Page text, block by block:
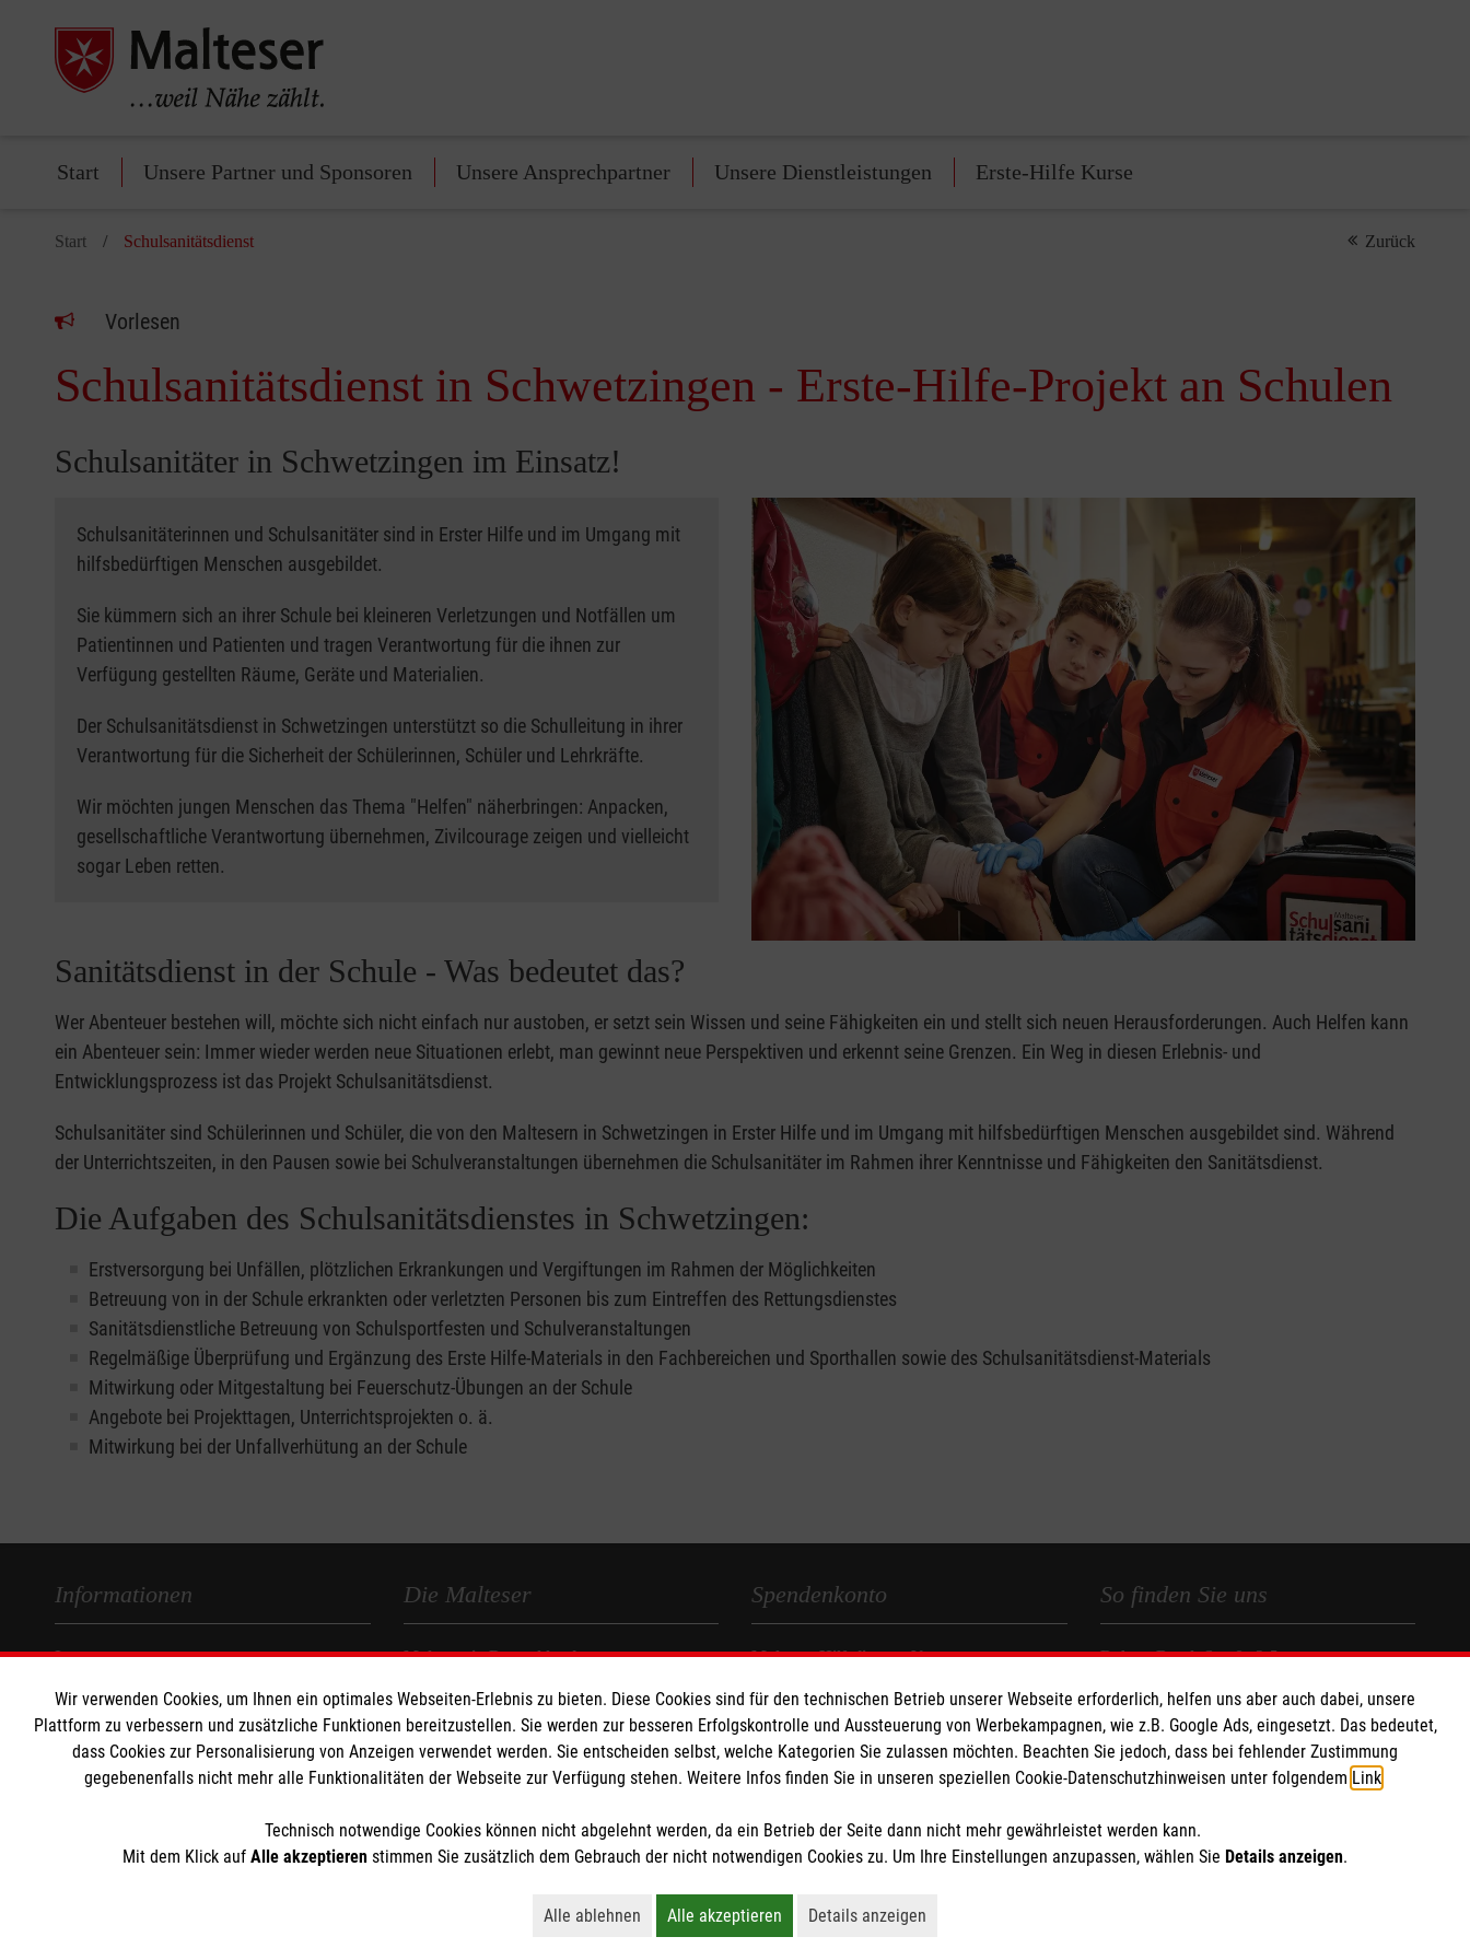
Start Unsere Partner und Sponsoren Unsere Ansprechpartner Unsere Dienstleistungen Erste-Hilfe Kurse
Start Schulsanitätsdienst Zurück
Vorlesen
Schulsanitätsdienst in Schwetzingen - Erste-Hilfe-Projekt an Schulen
Schulsanitäter in Schwetzingen im Einsatz!
Schulsanitäterinnen und Schulsanitäter sind in Erster Hilfe und im Umgang mit
hilfsbedürftigen Menschen ausgebildet.
Sie kümmern sich an ihrer Schule bei kleineren Verletzungen und Notfällen um
Patientinnen und Patienten und tragen Verantwortung für die ihnen zur
Verfügung gestellten Räume, Geräte und Materialien.
Der Schulsanitätsdienst in Schwetzingen unterstützt so die Schulleitung in ihrer
Verantwortung für die Sicherheit der Schülerinnen, Schüler und Lehrkräfte.
Wir möchten jungen Menschen das Thema "Helfen" näherbringen: Anpacken,
gesellschaftliche Verantwortung übernehmen, Zivilcourage zeigen und vielleicht
sogar Leben retten.
Sanitätsdienst in der Schule - Was bedeutet das?
Wer Abenteuer bestehen will, möchte sich nicht einfach nur austoben, er setzt sein Wissen und seine Fähigkeiten ein und stellt sich neuen Herausforderungen. Auch Helfen kann
ein Abenteuer sein: Immer wieder werden neue Situationen erlebt, man gewinnt neue Perspektiven und erkennt seine Grenzen. Ein Weg in diesen Erlebnis- und
Entwicklungsprozess ist das Projekt Schulsanitätsdienst.
Schulsanitäter sind Schülerinnen und Schüler, die von den Maltesern in Schwetzingen in Erster Hilfe und im Umgang mit hilfsbedürftigen Menschen ausgebildet sind. Während
der Unterrichtszeiten, in den Pausen sowie bei Schulveranstaltungen übernehmen die Schulsanitäter im Rahmen ihrer Kenntnisse und Fähigkeiten den Sanitätsdienst.
Die Aufgaben des Schulsanitätsdienstes in Schwetzingen:
Erstversorgung bei Unfällen, plötzlichen Erkrankungen und Vergiftungen im Rahmen der Möglichkeiten
Betreuung von in der Schule erkrankten oder verletzten Personen bis zum Eintreffen des Rettungsdienstes
Sanitätsdienstliche Betreuung von Schulsportfesten und Schulveranstaltungen
Regelmäßige Überprüfung und Ergänzung des Erste Hilfe-Materials in den Fachbereichen und Sporthallen sowie des Schulsanitätsdienst-Materials
Mitwirkung oder Mitgestaltung bei Feuerschutz-Übungen an der Schule
Angebote bei Projekttagen, Unterrichtsprojekten o. ä.
Mitwirkung bei der Unfallverhütung an der Schule
Informationen
Impressum
Barrierefreiheit
Kontakt
Die Malteser
Malteser in Deutschland
Sharepoint
Spendenkonto
Malteser Hilfsdienst e.V.
SOLADES1HDB
So finden Sie uns
Robert-Bosch-Straße 3-5
Telefon: 06202 5873679
Email:Info.Schwetzingen@malteser.org
Wir verwenden Cookies, um Ihnen ein optimales Webseiten-Erlebnis zu bieten. Diese Cookies sind für den technischen Betrieb unserer Webseite erforderlich, helfen uns aber auch dabei, unsere
Plattform zu verbessern und zusätzliche Funktionen bereitzustellen. Sie werden zur besseren Erfolgskontrolle und Aussteuerung von Werbekampagnen, wie z.B. Google Ads, eingesetzt. Das bedeutet,
dass Cookies zur Personalisierung von Anzeigen verwendet werden. Sie entscheiden selbst, welche Kategorien Sie zulassen möchten. Beachten Sie jedoch, dass bei fehlender Zustimmung
gegebenenfalls nicht mehr alle Funktionalitäten der Webseite zur Verfügung stehen. Weitere Infos finden Sie in unseren speziellen Cookie-Datenschutzhinweisen unter folgendem Link
Technisch notwendige Cookies können nicht abgelehnt werden, da ein Betrieb der Seite dann nicht mehr gewährleistet werden kann.
Mit dem Klick auf Alle akzeptieren stimmen Sie zusätzlich dem Gebrauch der nicht notwendigen Cookies zu. Um Ihre Einstellungen anzupassen, wählen Sie Details anzeigen.
Alle ablehnen
Lehnt alle nicht-essentiellen Cookies ab
Alle akzeptieren
Akzeptiert alle Cookies einschließlich Marketing und Analyse
Details anzeigen